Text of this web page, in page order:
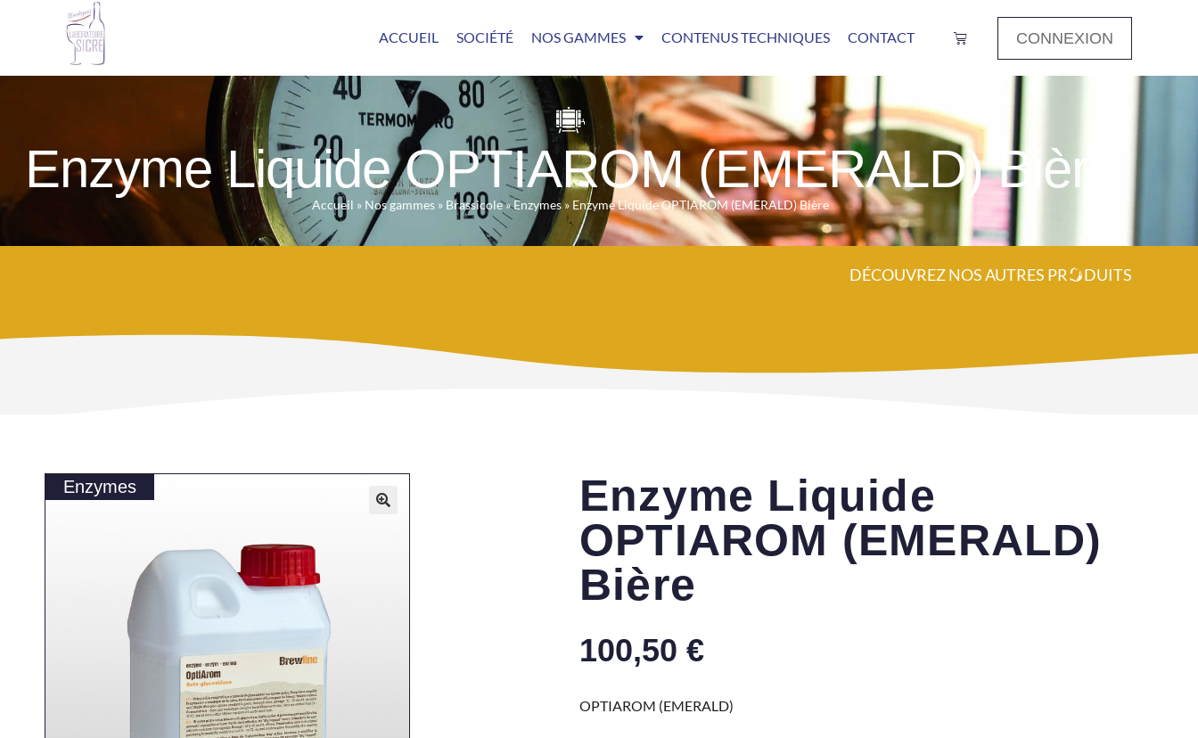
ACCUEIL SOCIÉTÉ NOS GAMMES CONTENUS TECHNIQUES CONTACT CONNEXION
Enzyme Liquide OPTIAROM (EMERALD) Bière
Accueil » Nos gammes » Brassicole»Enzymes» Enzyme Liquide OPTIAROM (EMERALD) Bière
DÉCOUVREZ NOS AUTRES PRODUITS
Enzymes
Enzyme Liquide
OPTIAROM (EMERALD)
Bière
100,50 €
OPTIAROM (EMERALD)